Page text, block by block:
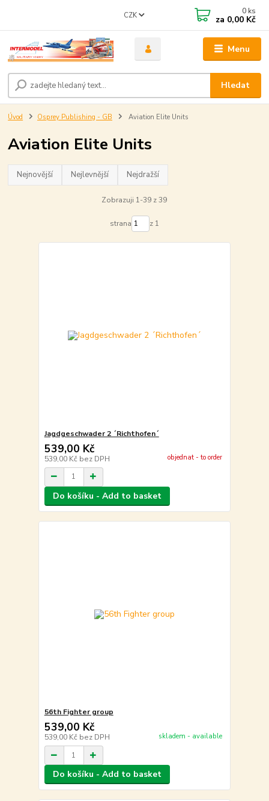
Menu
CZK
Hledat
0 ks
za 0,00 Kč
Úvod Osprey Publishing - GB Aviation Elite Units
Aviation Elite Units
Nejnovější Nejlevnější Nejdražší
Zobrazuji 1-39 z 39
strana z 1
Jagdgeschwader 2 ´Richthofen´
539,00 Kč
539,00 Kč bez DPH objednat - to order
Do košíku - Add to basket
56th Fighter group
539,00 Kč
539,00 Kč bez DPH skladem - available
Do košíku - Add to basket